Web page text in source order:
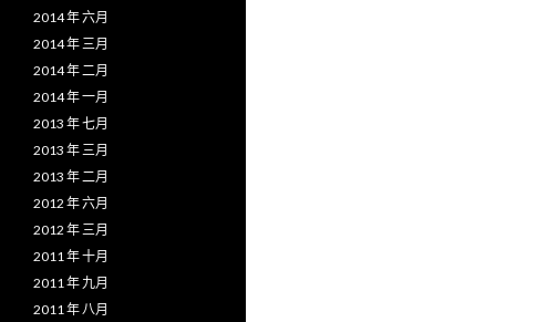
2014 年 六月
2014 年 三月
2014 年 二月
2014 年 一月
2013 年 七月
2013 年 三月
2013 年 二月
2012 年 六月
2012 年 三月
2011 年 十月
2011 年 九月
2011 年 八月